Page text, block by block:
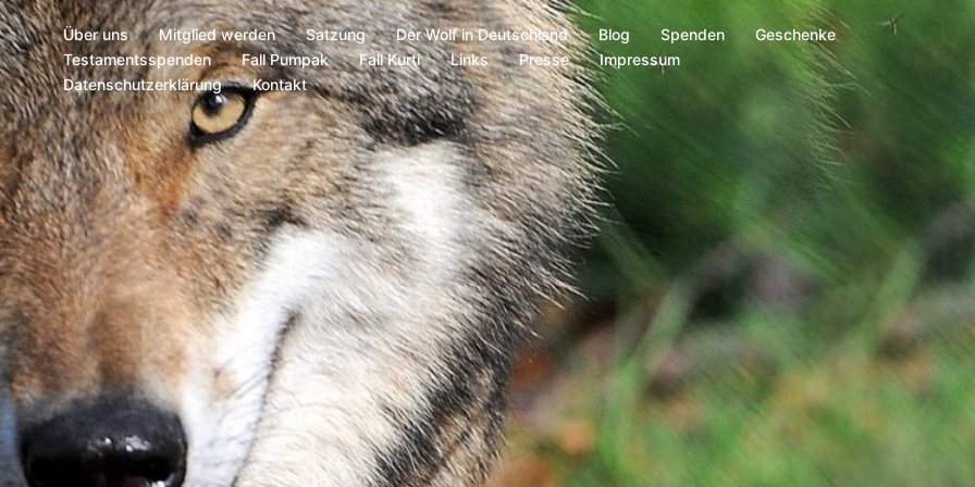
Über uns Mitglied werden Satzung Der Wolf in Deutschland Blog Spenden
Geschenke
Testamentsspenden
Fall Pumpak Fall Kurti Links Presse
Impressum
Datenschutzerklärung
Kontakt